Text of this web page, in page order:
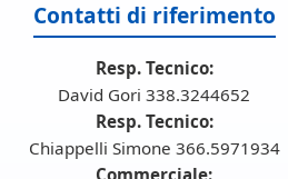
Contatti di riferimento
Resp. Tecnico:
David Gori 338.3244652
Resp. Tecnico:
Chiappelli Simone 366.5971934
Commerciale: